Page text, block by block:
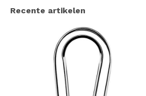
Recente artikelen